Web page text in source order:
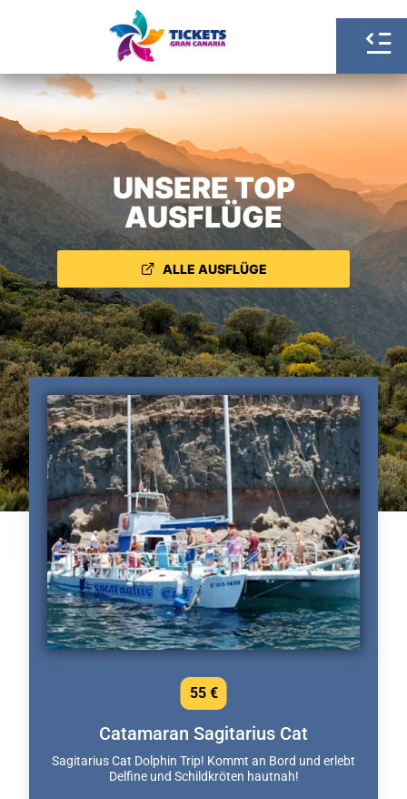
UNSERE TOP
AUSFLÜGE
ALLE AUSFLÜGE
Catamaran Sagitarius Cat
Sagitarius Cat Dolphin Trip! Kommt an Bord und erlebt
Delfine und Schildkröten hautnah!
55 €